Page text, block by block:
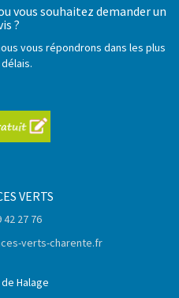
vous souhaitez demander un
?
vous répondrons dans les plus
VERTS
42 27 76
verts-charente.fr
Halage